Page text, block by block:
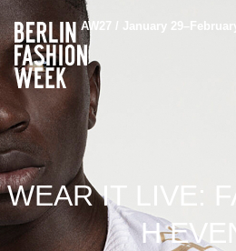
AW27 / January
WEAR IT LIVE:
H